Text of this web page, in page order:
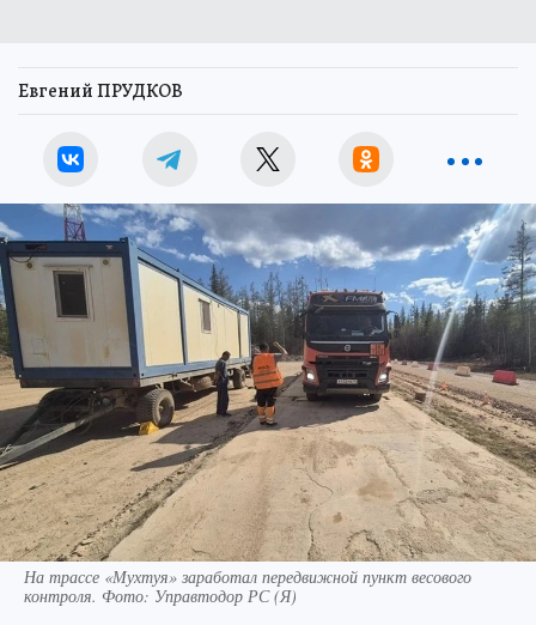
Евгений ПРУДКОВ
На трассе «Мухтуя» заработал передвижной пункт весового
контроля. Фото: Управтодор РС (Я)